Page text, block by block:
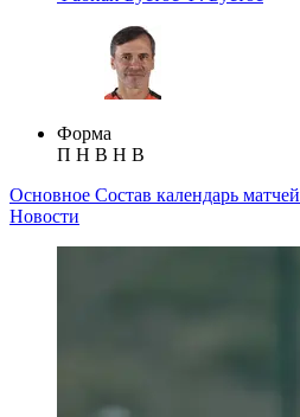
Форма
П Н В Н В
Основное Состав календарь матчей
Новости